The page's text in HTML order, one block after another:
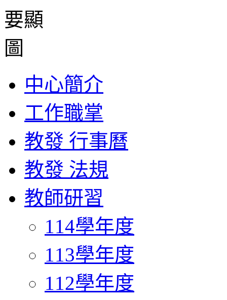
中心簡介
工作職掌
教發 行事曆
教發 法規
教師研習
114學年度
113學年度
112學年度